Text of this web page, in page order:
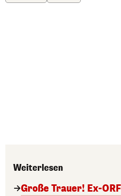
Weiterlesen
Große Trauer! Ex-